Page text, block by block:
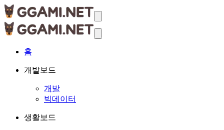
홈
개발보드
개발
빅데이터
생활보드